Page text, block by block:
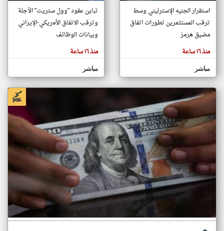
تغيير الدولة
مصادر الأخبار من سلطنة عُمان
اخبار سلطنة عُمان على مدار الساعة
أهم اخبار سلطنة عُمان العاجلة والمباشرة
المقالات
الموجوده
وجهة
نظر
كاتبيها.
استقرار الجنيه الإسترليني وسط
ترقب المستثمرين تطورات اتفاق
مضيق هرمز
منذ ١٦ ساعة
مباشر
تباين عقود "وول ستريت" الآجلة
وترقب الاتفاق الأمريكي-الإيراني
وبيانات الوظائف
منذ ١٦ ساعة
مباشر
klyoum.com